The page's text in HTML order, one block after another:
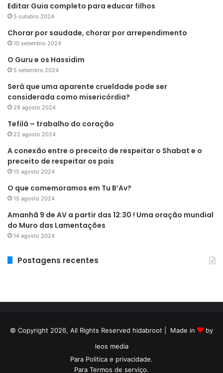
Editar Guia completo para educar filhos
5 outubro 2024
Chorar por saudade, chorar por arrependimento
10 setembro 2024
O Guru e os Hassidim
5 setembro 2024
Será que uma aparente crueldade pode ser
considerada como misericórdia?
29 agosto 2024
Tefilá – trabalho do coração
22 agosto 2024
A conexão entre o preceito de respeitar o Shabat e o
preceito de respeitar os pais
15 agosto 2024
O que comemoramos em Tu B’Av?
15 agosto 2024
Amanhã 9 de AV a partir das 12:30 ! Uma oração mundial
do Muro das Lamentações
14 agosto 2024
Postagens recentes
© Copyright 2026, All Rights Reserved hidabroot | Made in
by
leos media
Para Politica e privacidade.
Para Termos de serviço.